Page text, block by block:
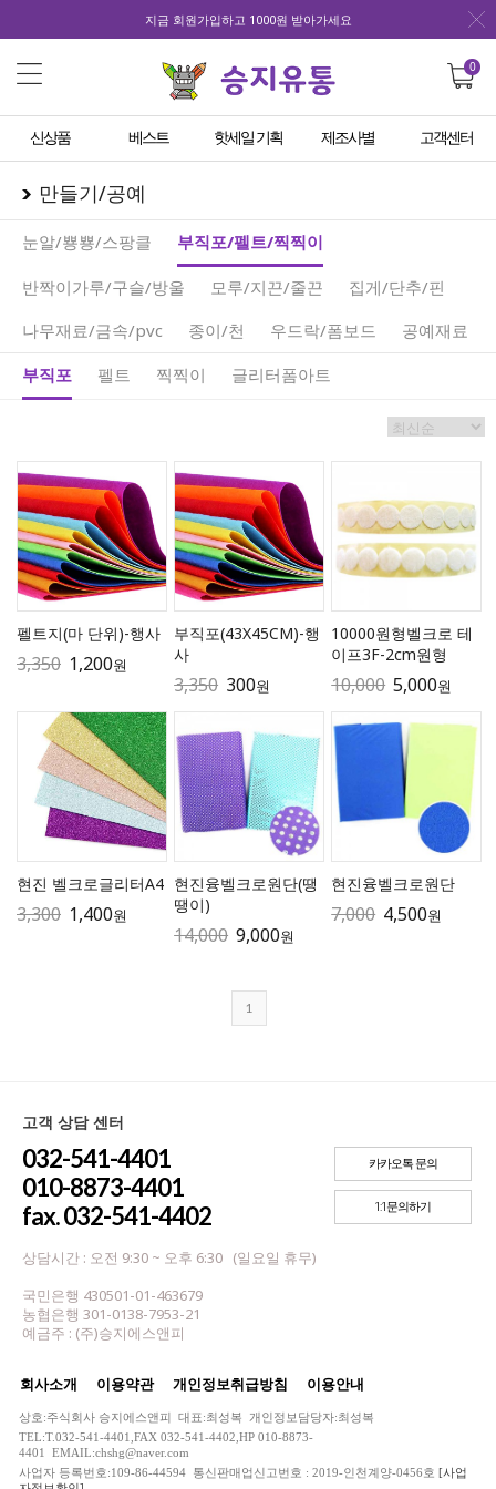
지금 회원가입하고 1000원 받아가세요
0
신상품 베스트 핫세일 기획 제조사별 고객센터
만들기/공예
눈알/뿅뿅/스팡클 부직포/펠트/찍찍이
반짝이가루/구슬/방울 모루/지끈/줄끈
집게/단추/핀
나무재료/금속/pvc
종이/천 우드락/폼보드
공예재료
부직포
펠트 찍찍이 글리터폼아트
펠트지(마 단위)-행사
3,350 1,200원
부직포(43X45CM)-행
사
3,350 300원
10000원형벨크로 테
이프3F-2cm원형
10,000 5,000원
현진 벨크로글리터A4
3,300 1,400원
현진융벨크로원단(땡
땡이)
14,000 9,000원
현진융벨크로원단
7,000 4,500원
1
고객 상담 센터
032-541-4401
010-8873-4401
fax. 032-541-4402
상담시간 : 오전 9:30 ~ 오후 6:30 (일요일 휴무)
국민은행 430501-01-463679
농협은행 301-0138-7953-21
예금주 : (주)승지에스앤피
카카오톡 문의
1:1문의하기
회사소개 이용약관 개인정보취급방침 이용안내
상호:주식회사 승지에스앤피 대표:최성복 개인정보담당자:최성복
TEL:T.032-541-4401,FAX 032-541-4402,HP 010-8873-
4401 EMAIL:chshg@naver.com
사업자 등록번호:109-86-44594 통신판매업신고번호 : 2019-인천계양-0456호 [사업